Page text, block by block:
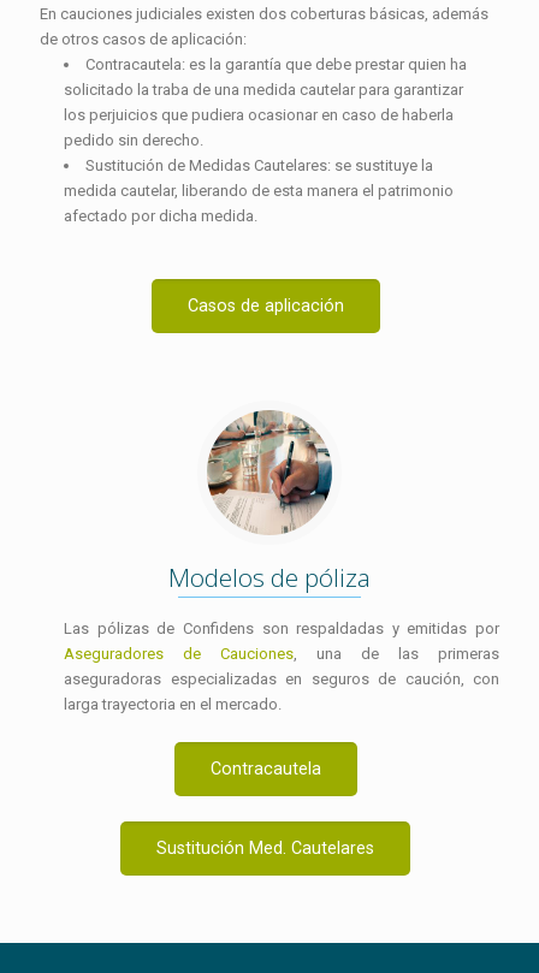
En cauciones judiciales existen dos coberturas básicas, además
de otros casos de aplicación:
Contracautela: es la garantía que debe prestar quien ha
solicitado la traba de una medida cautelar para garantizar
los perjuicios que pudiera ocasionar en caso de haberla
pedido sin derecho.
Sustitución de Medidas Cautelares: se sustituye la
medida cautelar, liberando de esta manera el patrimonio
afectado por dicha medida.
Casos de aplicación
Modelos de póliza
Las pólizas de Confidens son respaldadas y emitidas por
Aseguradores de Cauciones, una de las primeras
aseguradoras especializadas en seguros de caución, con
larga trayectoria en el mercado.
Contracautela
Sustitución Med. Cautelares